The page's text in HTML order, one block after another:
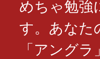
めちゃ勉強
す。あなた
「アング